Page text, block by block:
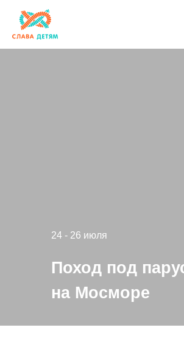
Поход под
на Мосморе
24 - 26 июля